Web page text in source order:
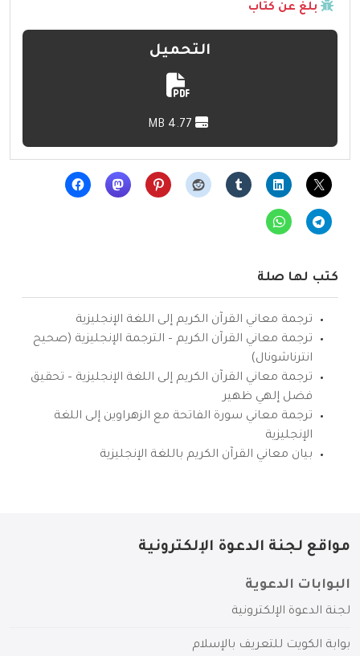
بلّغ عن كتاب
التحميل
كتب لها صلة
ترجمة معاني القرآن الكريم إلى اللغة الإنجليزية
ترجمة معاني القرآن الكريم – الترجمة الإنجليزية (صحيح
انترناشونال)
ترجمة معاني القرآن الكريم إلى اللغة الإنجليزية – تحقيق
فضل إلهي ظهير
ترجمة معاني سورة الفاتحة مع الزهراوين إلى اللغة
الإنجليزية
بيان معاني القرآن الكريم باللغة الإنجليزية
مواقع لجنة الدعوة الإلكترونية
البوابات الدعوية
لجنة الدعوة الإلكترونية
بوابة الكويت للتعريف بالإسلام